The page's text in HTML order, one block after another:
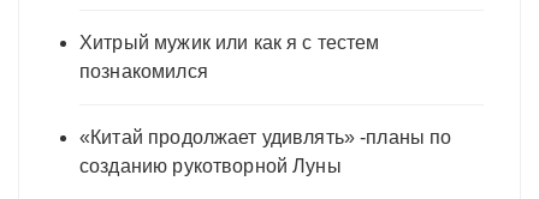
Хитрый мужик или как я с тестем
познакомился
«Китай продолжает удивлять» -планы по
созданию рукотворной Луны